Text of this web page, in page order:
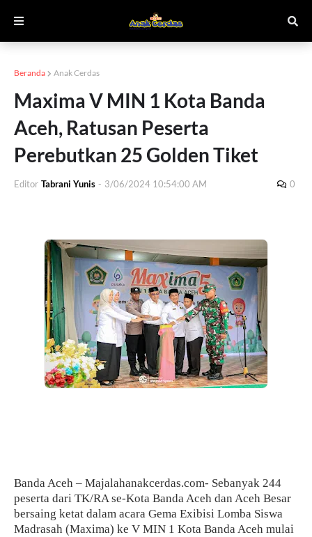
Beranda Anak Cerdas
Maxima V MIN 1 Kota Banda
Aceh, Ratusan Peserta
Perebutkan 25 Golden Tiket
Editor Tabrani Yunis - 3/06/2024 10:54:00 AM 0
Banda Aceh – Majalahanakcerdas.com- Sebanyak 244
peserta dari TK/RA se-Kota Banda Aceh dan Aceh Besar
bersaing ketat dalam acara Gema Exibisi Lomba Siswa
Madrasah (Maxima) ke V MIN 1 Kota Banda Aceh mulai